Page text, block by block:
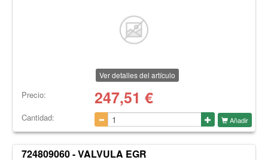
Ver detalles del artículo
Precio: 247,51 €
Cantidad: Añadir
724809060 - VALVULA EGR